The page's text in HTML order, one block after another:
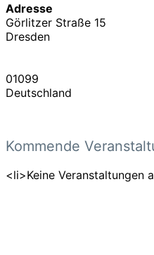
Adresse
Görlitzer Straße 15
Dresden
01099
Deutschland
Kommende
<li>Keine Veranstaltungen